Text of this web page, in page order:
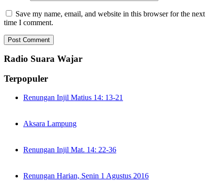
Save my name, email, and website in this browser for the next
time I comment.
Radio Suara Wajar
Terpopuler
Renungan Injil Matius 14: 13-21
Aksara Lampung
Renungan Injil Mat. 14: 22-36
Renungan Harian, Senin 1 Agustus 2016